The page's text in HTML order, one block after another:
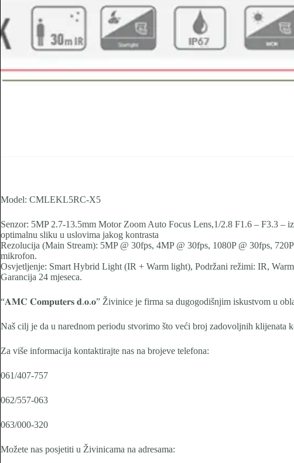
Model: CMLEKL5RC-X5
Senzor: 5MP 2.7-13.5mm Motor Zoom Auto Focus Lens,1/2.8 F1.6 – F3.3 –
optimalnu sliku u uslovima jakog kontrasta
Rezolucija (Main Stream): 5MP @ 30fps, 4MP @ 30fps, 1080P @ 30fps,
mikrofon.
Osvjetljenje: Smart Hybrid Light (IR + Warm light), Podržani režimi: IR,
Garancija 24 mjeseca.
“𝐀𝐌𝐂 𝐂𝐨𝐦𝐩𝐮𝐭𝐞𝐫𝐬 𝐝.𝐨.𝐨” Živinice je firma sa dugogodišnjim iskustvom u
Naš cilj je da u narednom periodu stvorimo što veći broj zadovoljnih
Za više informacija kontaktirajte nas na brojeve telefona:
061/407-757
062/557-063
063/000-320
Možete nas posjetiti u Živinicama na adresama: